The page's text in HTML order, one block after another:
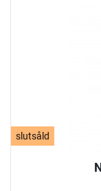
slutsåld